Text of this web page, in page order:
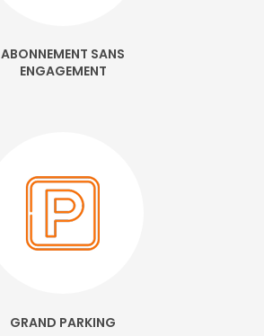
ABONNEMENT SANS
ENGAGEMENT
GRAND PARKING